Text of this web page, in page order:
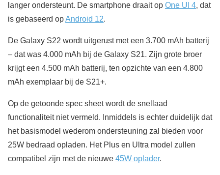
langer ondersteunt. De smartphone draait op One UI 4, dat
is gebaseerd opAndroid 12.
De Galaxy S22 wordt uitgerust met een 3.700 mAh batterij
– dat was 4.000 mAh bij de Galaxy S21. Zijn grote broer
krijgt een 4.500 mAh batterij, ten opzichte van een 4.800
mAh exemplaar bij de S21+.
Op de getoonde spec sheet wordt de snellaad
functionaliteit niet vermeld. Inmiddels is echter duidelijk dat
het basismodel wederom ondersteuning zal bieden voor
25W bedraad opladen. Het Plus en Ultra model zullen
compatibel zijn met de nieuwe 45W oplader.